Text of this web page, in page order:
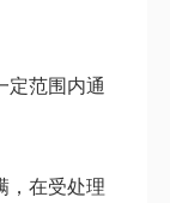
定范围内通
，在受处理